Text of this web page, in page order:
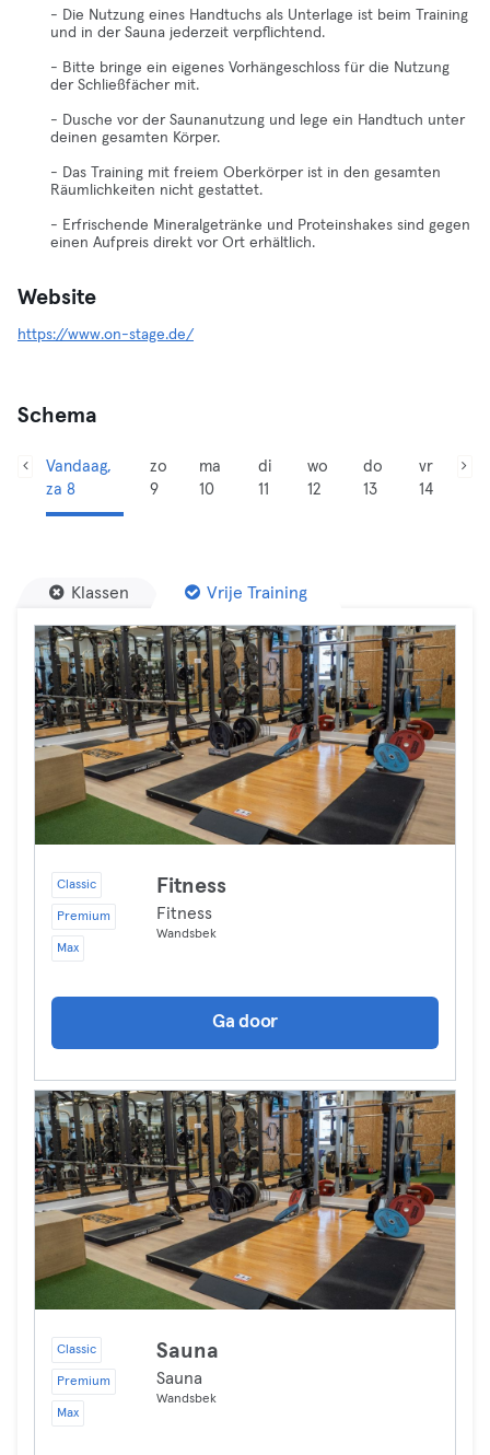
- Die Nutzung eines Handtuchs als Unterlage ist beim Training
und in der Sauna jederzeit verpflichtend.
- Bitte bringe ein eigenes Vorhängeschloss für die Nutzung
der Schließfächer mit.
- Dusche vor der Saunanutzung und lege ein Handtuch unter
deinen gesamten Körper.
- Das Training mit freiem Oberkörper ist in den gesamten
Räumlichkeiten nicht gestattet.
- Erfrischende Mineralgetränke und Proteinshakes sind gegen
einen Aufpreis direkt vor Ort erhältlich.
Website
https://www.on-stage.de/
Schema
Vandaag,
za 8
zo
9
ma
10
di
11
wo
12
do
13
vr
14
Klassen Vrije Training
Classic
Premium
Max
Fitness
Fitness
Wandsbek
Ga door
Classic
Premium
Max
Sauna
Sauna
Wandsbek